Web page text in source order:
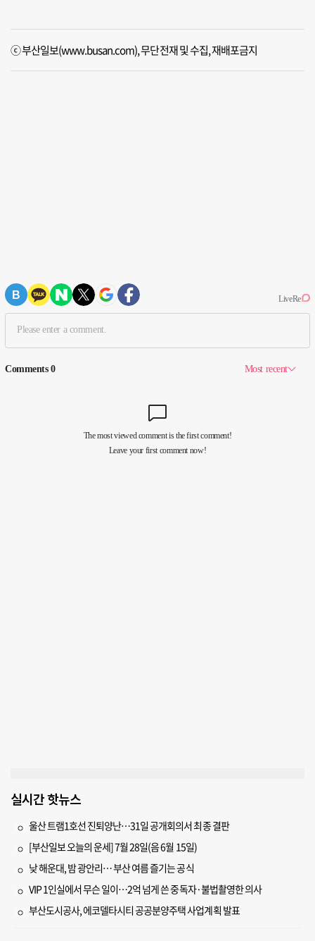
ⓒ 부산일보(www.busan.com), 무단전재 및 수집, 재배포금지
실시간 핫뉴스
울산 트램1호선 진퇴양난…31일 공개회의서 최종 결판
[부산일보 오늘의 운세] 7월 28일(음 6월 15일)
낮 해운대, 밤 광안리… 부산 여름 즐기는 공식
VIP 1인실에서 무슨 일이…2억 넘게 쓴 중독자·불법촬영한 의사
부산도시공사, 에코델타시티 공공분양주택 사업계획 발표